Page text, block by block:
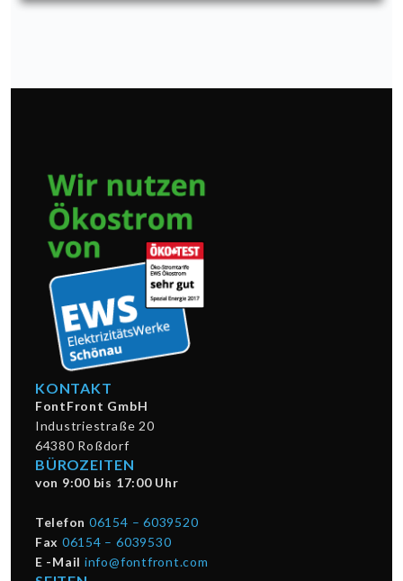
KONTAKT
FontFront GmbH
Industriestraße 20
64380 Roßdorf
BÜROZEITEN
von 9:00 bis 17:00 Uhr
Telefon 06154 – 6039520
Fax 06154 – 6039530
E -Mail info@fontfront.com